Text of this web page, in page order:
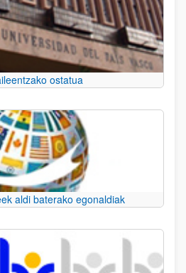
ostatua
aldi baterako egonaldiak